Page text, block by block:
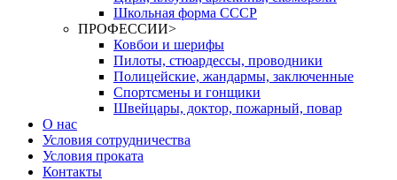
Школьная форма СССР
ПРОФЕССИИ>
Ковбои и шерифы
Пилоты, стюардессы, проводники
Полицейские, жандармы, заключенные
Спортсмены и гонщики
Швейцары, доктор, пожарный, повар
О нас
Условия сотрудничества
Условия проката
Контакты